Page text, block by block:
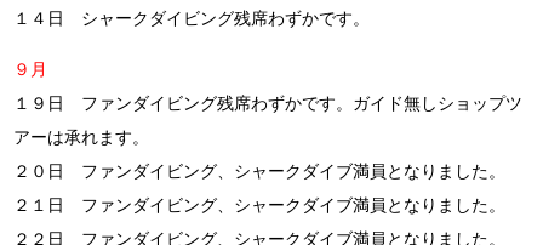
１４日 シャークダイビング残席わずかです。
９月
１９日 ファンダイビング残席わずかです。ガイド無しショップツ
アーは承れます。
２０日 ファンダイビング、シャークダイブ満員となりました。
２１日 ファンダイビング、シャークダイブ満員となりました。
２２日 ファンダイビング、シャークダイブ満員となりました。